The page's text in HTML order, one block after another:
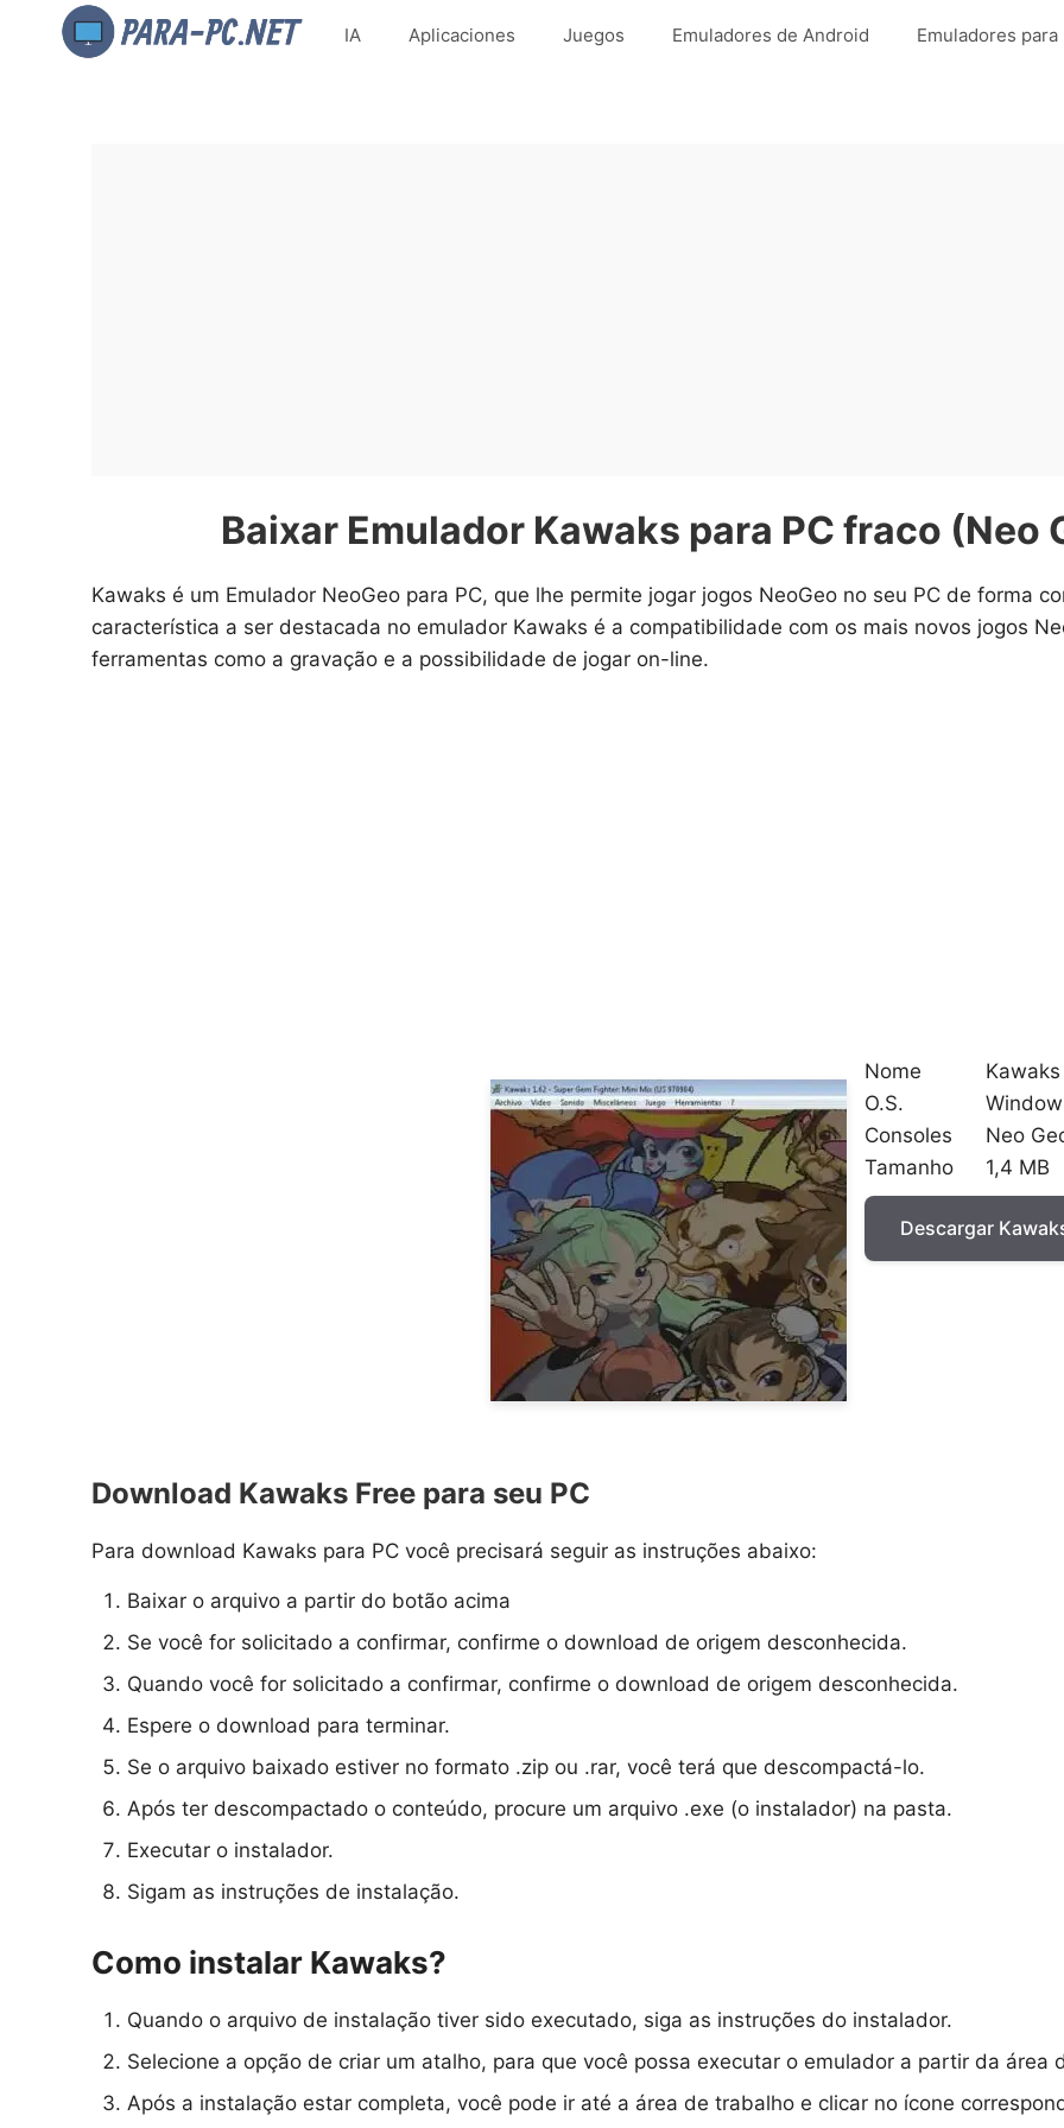
IA Aplicaciones Juegos Emuladores de Android Emuladores para
Baixar Emulador Kawaks para PC fraco (Neo
Kawaks é um Emulador NeoGeo para PC, que lhe permite jogar jogos NeoGeo no seu PC de forma
característica a ser destacada no emulador Kawaks é a compatibilidade com os mais novos jogos
ferramentas como a gravação e a possibilidade de jogar on-line.
Nome
Kawaks
O.S.
Consoles
Neo
Tamanho
1,4 MB
Descargar
Download Kawaks Free para seu PC
Para download Kawaks para PC você precisará seguir as instruções abaixo:
Baixar o arquivo a partir do botão acima
Se você for solicitado a confirmar, confirme o download de origem desconhecida.
Quando você for solicitado a confirmar, confirme o download de origem desconhecida.
Espere o download para terminar.
Se o arquivo baixado estiver no formato .zip ou .rar, você terá que descompactá-lo.
Após ter descompactado o conteúdo, procure um arquivo .exe (o instalador) na pasta.
Executar o instalador.
Sigam as instruções de instalação.
Como instalar Kawaks?
Quando o arquivo de instalação tiver sido executado, siga as instruções do instalador.
Selecione a opção de criar um atalho, para que você possa executar o emulador a partir da área
Após a instalação estar completa, você pode ir até a área de trabalho e clicar no ícone